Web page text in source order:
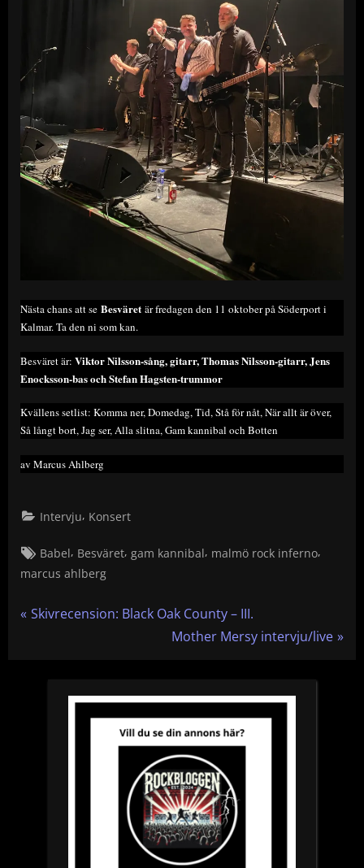
Nästa chans att se Besväret är fredagen den 11 oktober på Söderport i
Kalmar. Ta den ni som kan.
Besväret är: Viktor Nilsson-sång, gitarr, Thomas Nilsson-gitarr, Jens
Enocksson-bas och Stefan Hagsten-trummor
Kvällens setlist: Komma ner, Domedag, Tid, Stå för nåt, När allt är över,
Så långt bort, Jag ser, Alla slitna, Gam kannibal och Botten
av Marcus Ahlberg
Intervju, Konsert
Tags:
Babel, Besväret,gam kannibal, malmö rock inferno,
marcus ahlberg
P
Skivrecension: Black Oak County – III.
N
t
P
o
s
t
:
Mother Mersy intervju/live